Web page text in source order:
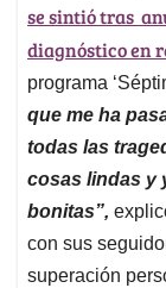
se sintió tras
diagnósticoen
programa
que me ha
todas las
cosas lindas y
bonitas”,
con sus
superación